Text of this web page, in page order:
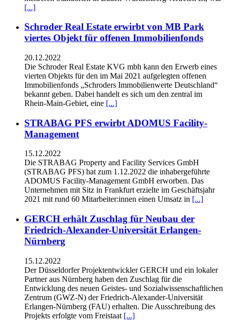
[...]
Schroder Real Estate erwirbt von MB Park
viertes Objekt für offenen Immobilienfonds
20.12.2022
Die Schroder Real Estate KVG mbh kann den Erwerb eines
vierten Objekts für den im Mai 2021 aufgelegten offenen
Immobilienfonds „Schroders Immobilienwerte Deutschland“
bekannt geben. Dabei handelt es sich um den zentral im
Rhein-Main-Gebiet, eine [...]
STRABAG PFS erwirbt ADOMUS Facility-
Management
15.12.2022
Die STRABAG Property and Facility Services GmbH
(STRABAG PFS) hat zum 1.12.2022 die inhabergeführte
ADOMUS Facility-Management GmbH erworben. Das
Unternehmen mit Sitz in Frankfurt erzielte im Geschäftsjahr
2021 mit rund 60 Mitarbeiter:innen einen Umsatz in [...]
GERCH erhält Zuschlag für Neubau der
Friedrich-Alexander-Universität Erlangen-
Nürnberg
15.12.2022
Der Düsseldorfer Projektentwickler GERCH und ein lokaler
Partner aus Nürnberg haben den Zuschlag für die
Entwicklung des neuen Geistes- und Sozialwissenschaftlichen
Zentrum (GWZ-N) der Friedrich-Alexander-Universität
Erlangen-Nürnberg (FAU) erhalten. Die Ausschreibung des
Projekts erfolgte vom Freistaat [...]